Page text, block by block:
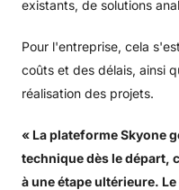
existants, de solutions
Pour l'entreprise, cela
coûts et des délais, ainsi
réalisation des projets.
« La plateforme Skyone
technique dès le départ,
à une étape ultérieure.